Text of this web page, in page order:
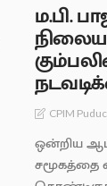
ம.பி.
CPIM
ஒன்றிய
சமூகத்தை